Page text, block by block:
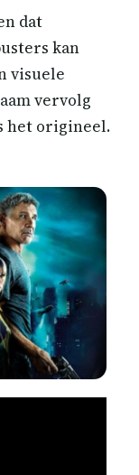
dat
kan
visuele
vervolg
het origineel.